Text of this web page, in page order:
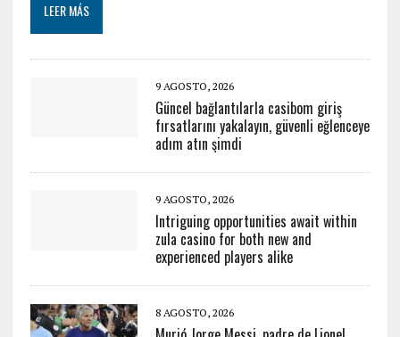
LEER MÁS
9 AGOSTO, 2026
Güncel bağlantılarla casibom giriş
fırsatlarını yakalayın, güvenli eğlenceye
adım atın şimdi
9 AGOSTO, 2026
Intriguing opportunities await within
zula casino for both new and
experienced players alike
8 AGOSTO, 2026